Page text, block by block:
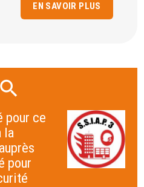
EN SAVOIR PLUS
pour ce
la
pour